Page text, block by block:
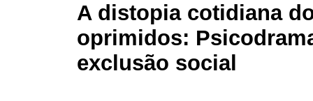
A distopia cotidiana
oprimidos:
exclusão social